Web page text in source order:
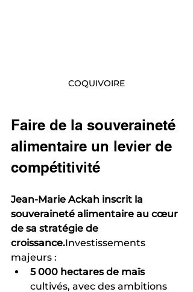
COQUIVOIRE
Faire de la souveraineté
alimentaire un levier de
compétitivité
Jean-Marie Ackah inscrit la
souveraineté alimentaire au cœur
de sa stratégie de
croissance.Investissements
majeurs :
5 000 hectares de maïs
cultivés, avec des ambitions